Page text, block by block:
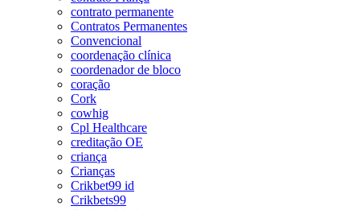
contrato permanente
Contratos Permanentes
Convencional
coordenação clínica
coordenador de bloco
coração
Cork
cowhig
Cpl Healthcare
creditação OE
criança
Crianças
Crikbet99 id
Crikbets99